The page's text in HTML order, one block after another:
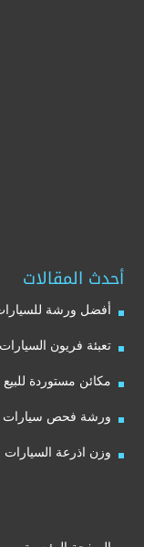
أحدث المقالات
أفضل ورشة
تعبئة فريون
مكائن مستوردة
ورشة فحص سيارات
وزن اذرعة